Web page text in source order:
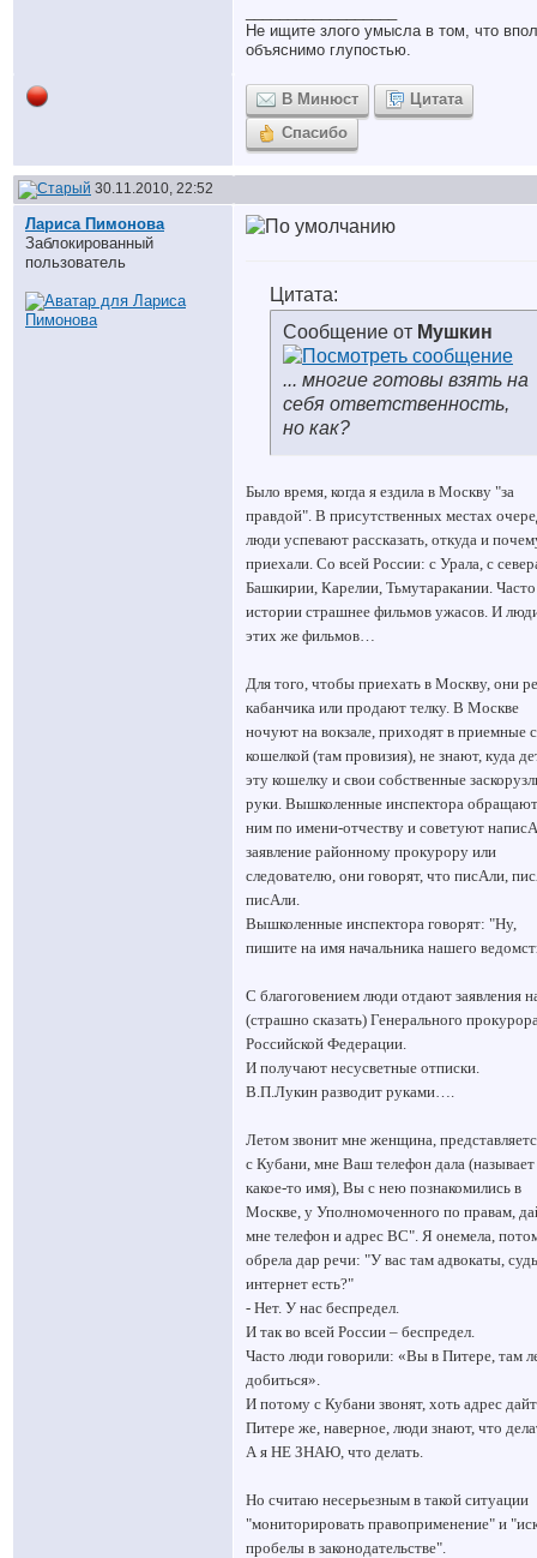
Не ищите злого умысла в том, что
объяснимо глупостью.
В Минюст
Цитата
Спасибо
30.11.2010, 22:52
Лариса Пимонова
Заблокированный
пользователь
Цитата:
Сообщение от Мушкин
... многие готовы взять на
себя ответственность,
но как?
Было время, когда я ездила в Москву "за
правдой". В присутственных местах
люди успевают рассказать, откуда и
приехали. Со всей России: с Урала, с
Башкирии, Карелии, Тьмутаракании.
истории страшнее фильмов ужасов. И
этих же фильмов…
Для того, чтобы приехать в Москву, они
кабанчика или продают телку. В Москве
ночуют на вокзале, приходят в приемные с
кошелкой (там провизия), не знают, куда
эту кошелку и свои собственные
руки. Вышколенные инспектора
ним по имени-отчеству и советуют
заявление районному прокурору или
следователю, они говорят, что писАли,
писАли.
Вышколенные инспектора говорят: "Ну,
пишите на имя начальника нашего
С благоговением люди отдают заявления
(страшно сказать) Генерального
Российской Федерации.
И получают несусветные отписки.
В.П.Лукин разводит руками….
Летом звонит мне женщина,
с Кубани, мне Ваш телефон дала (называет
какое-то имя), Вы с нею познакомились в
Москве, у Уполномоченного по правам,
мне телефон и адрес ВС". Я онемела,
обрела дар речи: "У вас там адвокаты,
интернет есть?"
- Нет. У нас беспредел.
И так во всей России – беспредел.
Часто люди говорили: «Вы в Питере, там
добиться».
И потому с Кубани звонят, хоть адрес
Питере же, наверное, люди знают, что
А я НЕ ЗНАЮ, что делать.
Но считаю несерьезным в такой ситуации
"мониторировать правоприменение" и
пробелы в законодательстве".